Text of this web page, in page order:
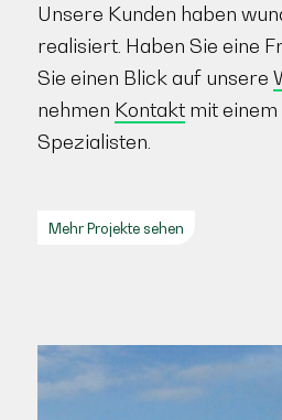
Unsere Kunden haben
realisiert. Haben Sie eine
Sie einen Blick auf unsere
nehmen Kontaktmit einem
Spezialisten.
Mehr Projekte sehen